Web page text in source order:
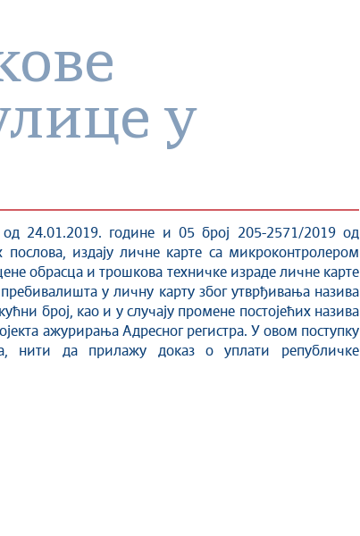
у
24.01.2019. године и 05 број 205-2571/2019 од
издају личне карте са микроконтролером
обрасца и трошкова техничке израде личне карте
у личну карту због утврђивања назива
број, као и у случају промене постојећих назива
ажурирања Адресног регистра. У овом поступку
нити да прилажу доказ о уплати републичке